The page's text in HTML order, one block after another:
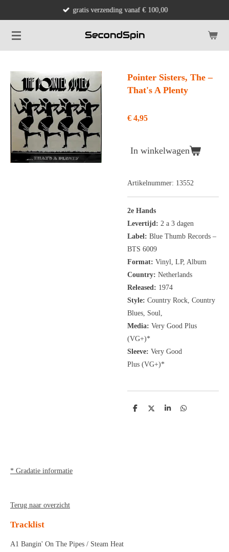
naar
de
gratis verzending vanaf € 100,00
Pointer Sisters, The ‎–
That's A Plenty
€ 4,95
In winkelwagen
Artikelnummer: 13552
2e Hands
Levertijd: 2 a 3 dagen
Label: Blue Thumb Records ‎–
BTS 6009
Format: Vinyl, LP, Album
Country: Netherlands
Released: 1974
Style: Country Rock, Country
Blues, Soul,
Media: Very Good Plus
(VG+)*
Sleeve: Very Good
Plus (VG+)*
D
D
S
D
* Gradatie informatie
Terug naar overzicht
Tracklist
A1 Bangin' On The Pipes / Steam Heat